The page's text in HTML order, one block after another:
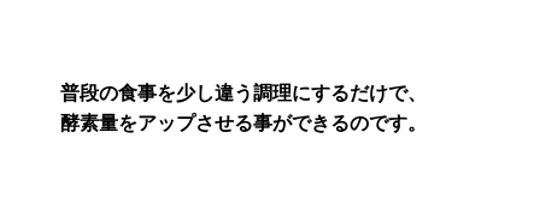
普段の食事を少し違う調理にするだけで、
酵素量をアップさせる事ができるのです。